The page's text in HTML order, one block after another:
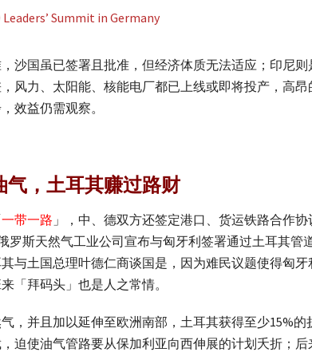
沙国虽已签署且批准，但经济体质无法适应；印尼
风力、太阳能、核能电厂都已上线或即将投产，高
效益仍需观察。
气，土耳其赚过路财
一带一路 」，中、德双方还签定港口、货运铁路合作
罗斯天然气工业公司宣布与匈牙利签署通过土耳其管
与土国总理叶德仁商谈国是，因为难民议题使得匈
「拜码头」也是人之常情。
，并且加以延伸至欧洲南部，土耳其获得至少15%
迫使油气管路要从保加利亚向西伸展的计划夭折；